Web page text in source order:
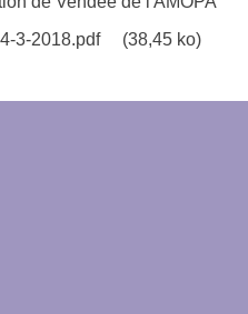
3-2018.pdf
(38,45 ko)